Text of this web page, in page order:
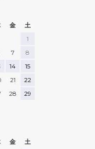
金
土
1
7
8
14
15
21
22
28
29
金
土